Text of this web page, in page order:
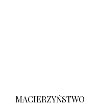
MACIERZYŃSTWO